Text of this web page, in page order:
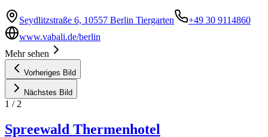
Seydlitzstraße 6, 10557 Berlin Tiergarten
+49 30 9114860
www.vabali.de/berlin
Mehr sehen
Vorheriges Bild
Nächstes Bild
1 / 2
Spreewald Thermenhotel